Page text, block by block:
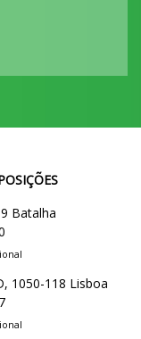
Batalha
1050-118 Lisboa